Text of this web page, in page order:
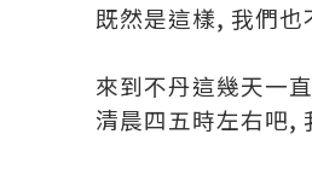
既然是這樣, 我們
來到不丹這幾天一
清晨四五時左右吧,